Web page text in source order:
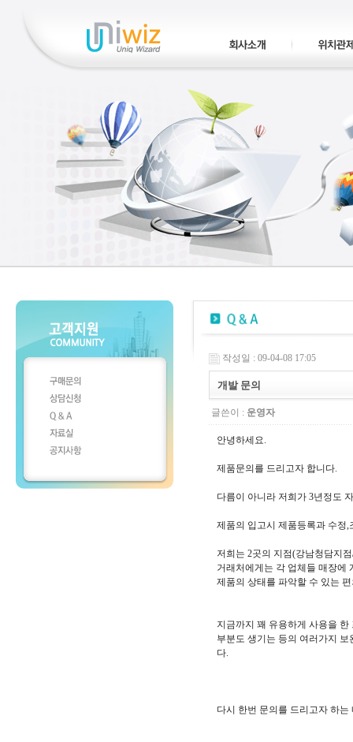
작성일 : 09-04-08 17:05
개발 문의
글쓴이 : 운영자
안녕하세요.
제품문의를 드리고자 합니다.
다름이 아니라 저희가 3년정도
제품의 입고시 제품등록과 수정
저희는 2곳의 지점(강남청담지
거래처에게는 각 업체들 매장에
제품의 상태를 파악할 수 있는
지금까지 꽤 유용하게 사용을
부분도 생기는 등의 여러가지
다.
다시 한번 문의를 드리고자 하는